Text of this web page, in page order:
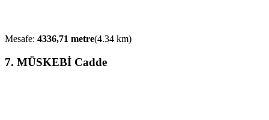
Mesafe: 4336,71 metre(4.34 km)
7. MÜSKEBİ Cadde